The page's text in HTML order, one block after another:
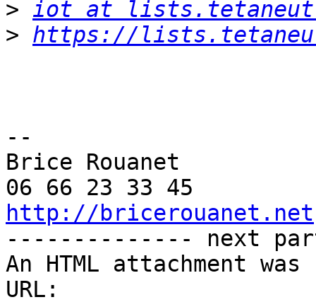
> iot at
> https://
--
Brice Rouanet
http://bricerouanet.net
-------------- next
An HTML attachment
URL: